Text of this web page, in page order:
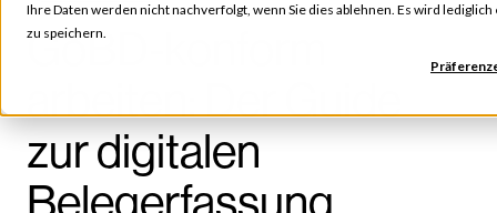
Ihre Daten werden nicht nachverfolgt, wenn Sie dies ablehnen. Es wird
zu speichern.
GoBD-konform
arbeiten: Der Guide
zur digitalen